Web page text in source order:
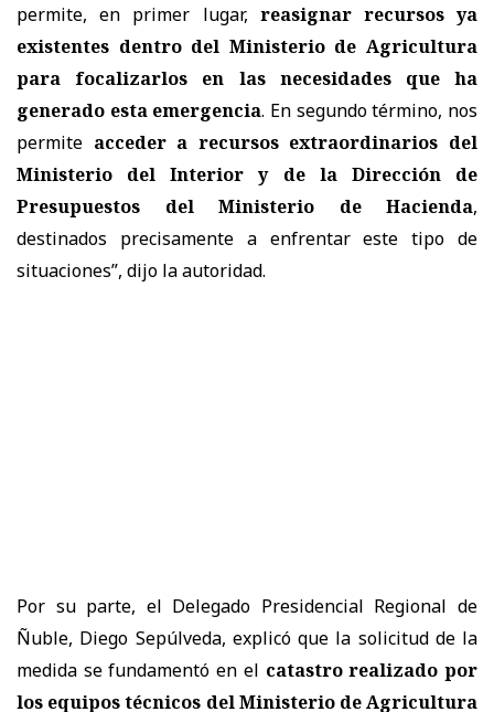
permite, en primer lugar, reasignar recursos ya
existentes dentro del Ministerio de Agricultura
para focalizarlos en las necesidades que ha
generado esta emergencia. En segundo término, nos
permite acceder a recursos extraordinarios del
Ministerio del Interior y de la Dirección de
Presupuestos del Ministerio de Hacienda,
destinados precisamente a enfrentar este tipo de
situaciones”, dijo la autoridad.
Por su parte, el Delegado Presidencial Regional de
Ñuble, Diego Sepúlveda, explicó que la solicitud de la
medida se fundamentó en el catastro realizado por
los equipos técnicos del Ministerio de Agricultura